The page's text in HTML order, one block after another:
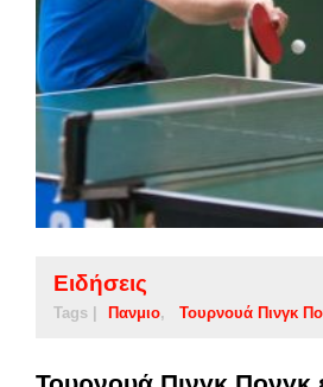
Ειδήσεις
Tags | Πανμιο Τουρνουά Πινγκ